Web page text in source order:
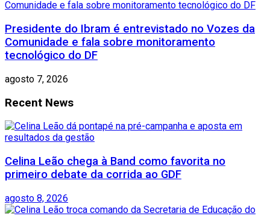
Presidente do Ibram é entrevistado no Vozes da
Comunidade e fala sobre monitoramento
tecnológico do DF
agosto 7, 2026
Recent News
Celina Leão chega à Band como favorita no
primeiro debate da corrida ao GDF
agosto 8, 2026